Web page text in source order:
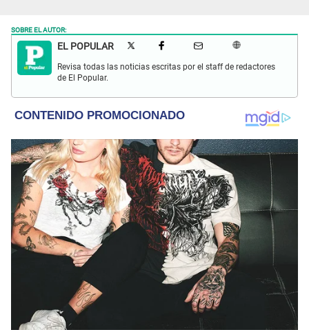
SOBRE EL AUTOR:
EL POPULAR
Revisa todas las noticias escritas por el staff de redactores
de El Popular.